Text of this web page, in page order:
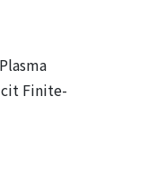
Finite-